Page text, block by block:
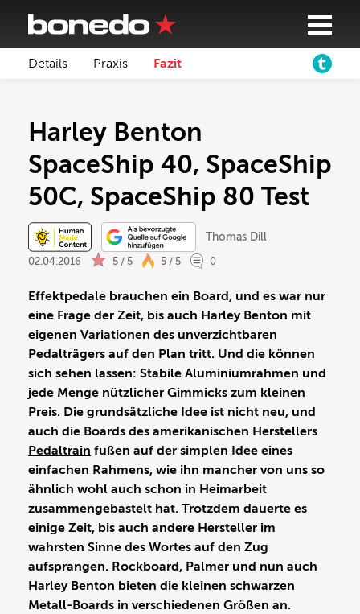
Details Praxis Fazit
Harley Benton
SpaceShip 40, SpaceShip
50C, SpaceShip 80 Test
Thomas Dill
02.04.2016 5 / 5 5 / 5 0
Effektpedale brauchen ein Board, und es war nur
eine Frage der Zeit, bis auch Harley Benton mit
eigenen Variationen des unverzichtbaren
Pedalträgers auf den Plan tritt. Und die können
sich sehen lassen: Stabile Aluminiumrahmen und
jede Menge nützlicher Gimmicks zum kleinen
Preis. Die grundsätzliche Idee ist nicht neu, und
auch die Boards des amerikanischen Herstellers
Pedaltrain fußen auf der simplen Idee eines
einfachen Rahmens, wie ihn mancher von uns so
ähnlich wohl auch schon in Heimarbeit
zusammengebastelt hat. Trotzdem dauerte es
einige Zeit, bis auch andere Hersteller im
wahrsten Sinne des Wortes auf den Zug
aufsprangen. Rockboard, Palmer und nun auch
Harley Benton bieten die kleinen schwarzen
Metall-Boards in verschiedenen Größen an.